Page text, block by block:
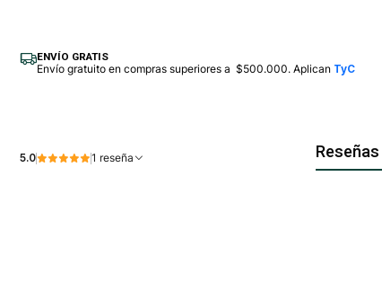
ENVÍO GRATIS
Envío gratuito en compras superiores a $500.000. Aplican TyC
5.0 1 reseña